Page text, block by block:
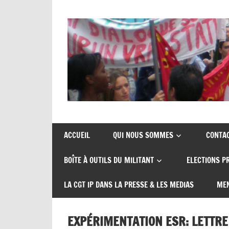
CGT
insertion
probation
de
syndicats
insertion
ACCUEIL QUI NOUS SOMMES
BOÎTE À OUTILS DU MILITANT ELECTIONS
LA CGT IP DANS LA PRESSE & LES MEDIAS
EXPÉRIMENTATION ESR: